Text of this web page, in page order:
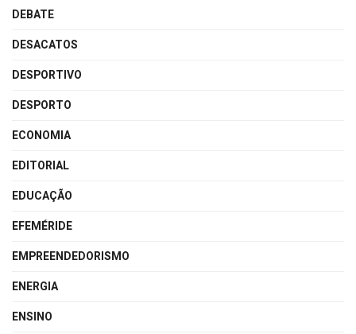
DEBATE
DESACATOS
DESPORTIVO
DESPORTO
ECONOMIA
EDITORIAL
EDUCAÇÃO
EFEMÉRIDE
EMPREENDEDORISMO
ENERGIA
ENSINO